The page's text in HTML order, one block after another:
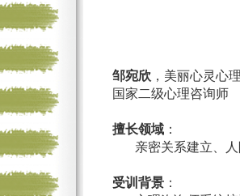
邹宛欣 ，美丽心灵心
国家二级心理咨询师
擅长领域 ：
亲密关系建立、人
受训背景 ：